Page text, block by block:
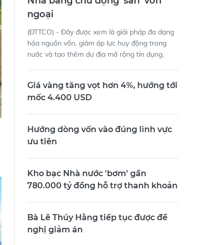
ngoại
(ĐTTCO) - Đây được xem là giải pháp đa dạng
hóa nguồn vốn, giảm áp lực huy động trong
nước và tạo thêm dư địa mở rộng tín dụng.
Giá vàng tăng vọt hơn 4%, hướng tới
mốc 4.400 USD
Hướng dòng vốn vào đúng lĩnh vực
ưu tiên
Kho bạc Nhà nước 'bơm' gần
780.000 tỷ đồng hỗ trợ thanh khoản
Bà Lê Thúy Hằng tiếp tục được đề
nghị giảm án